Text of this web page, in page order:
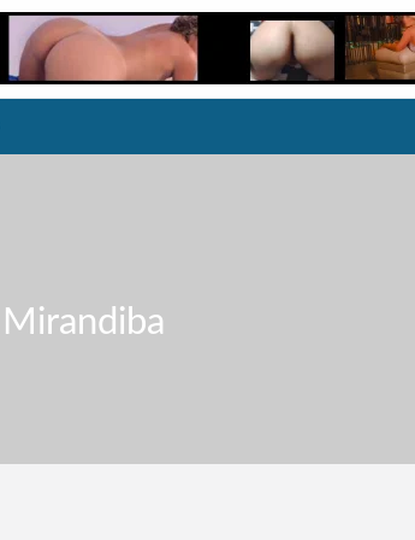
Mirandiba